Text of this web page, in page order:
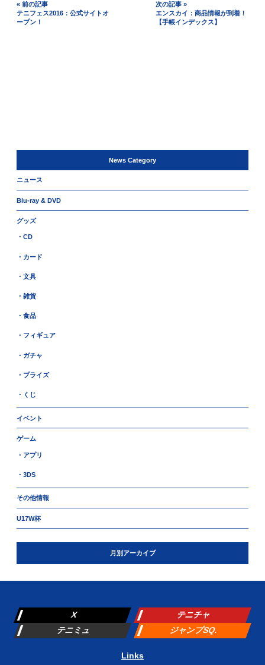
« 前の記事
テニフェス2016：公式サイトオ
ープン！
次の記事 »
エンスカイ：商品情報が到着！
【手帳インデックス】
News Category
ニュース
Blu-ray & DVD
グッズ
・CD
・カード
・文具
・雑貨
・食品
・フィギュア
・ガチャ
・プライズ
・くじ
イベント
ゲーム
・アプリ
・3DS
その他情報
U17W杯
月別アーカイブ
X
テニチャ
テニミュ
ジャンプSQ.
Links